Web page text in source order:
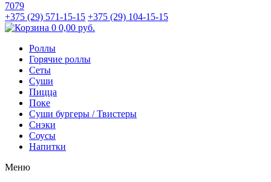
7079
+375 (29) 571-15-15 +375 (29) 104-15-15
0 0,00 руб.
Роллы
Горячие роллы
Сеты
Суши
Пицца
Поке
Суши бургеры / Твистеры
Снэки
Соусы
Напитки
Меню